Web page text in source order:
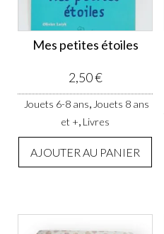
Mes petites étoiles
2,50€
Jouets 6-8 ans, Jouets 8 ans
et +, Livres
AJOUTER AU PANIER